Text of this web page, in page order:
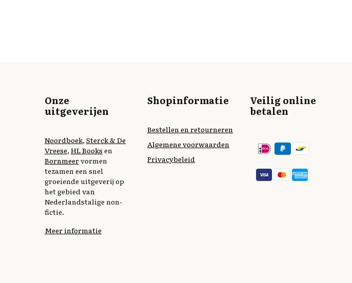
Onze
uitgeverijen
Noordboek, Sterck & De
Vreese, HL Books en
Bornmeervormen
tezamen een snel
groeiende uitgeverij op
het gebied van
Nederlandstalige non-
fictie.
Meer informatie
Shopinformatie
Bestellen en retourneren
Algemene voorwaarden
Privacybeleid
Veilig online
betalen